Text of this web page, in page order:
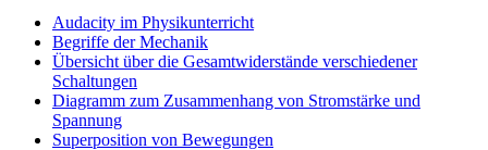
Audacity im Physikunterricht
Begriffe der Mechanik
Übersicht über die Gesamtwiderstände verschiedener
Schaltungen
Diagramm zum Zusammenhang von Stromstärke und
Spannung
Superposition von Bewegungen